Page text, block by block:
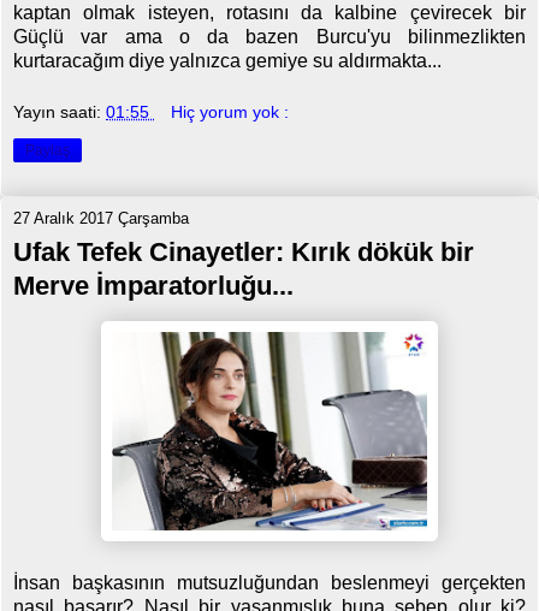
kaptan olmak isteyen, rotasını da kalbine çevirecek bir
Güçlü var ama o da bazen Burcu'yu bilinmezlikten
kurtaracağım diye yalnızca gemiye su aldırmakta...
Yayın saati: 01:55 Hiç yorum yok :
Paylaş
27 Aralık 2017 Çarşamba
Ufak Tefek Cinayetler: Kırık dökük bir
Merve İmparatorluğu...
İnsan başkasının mutsuzluğundan beslenmeyi gerçekten